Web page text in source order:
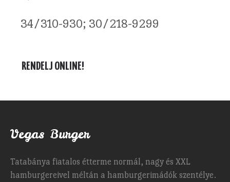
34/310-930; 30/218-9299
RENDELJ ONLINE!
Vegas Burger
Tatabánya fiatalos étterme normál, nagy és XXL
hamburgereivel méltán a hamburgerimádók szentélye.